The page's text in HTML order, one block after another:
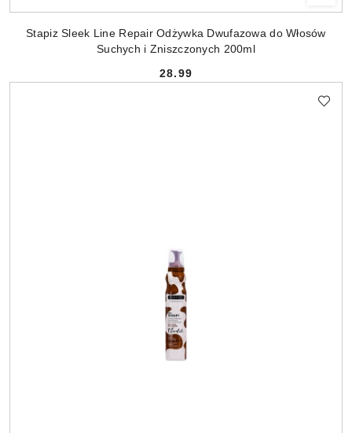
Stapiz Sleek Line Repair Odżywka Dwufazowa do Włosów
Suchych i Zniszczonych 200ml
Cena:
28.99